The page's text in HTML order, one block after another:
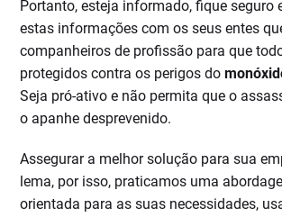
Portanto, esteja informado, fique seguro
estas informações com os seus entes
companheiros de profissão para que
protegidos contra os perigos do
Seja pró-ativo e não permita que o
o apanhe desprevenido.
Assegurar a melhor solução para sua
lema, por isso, praticamos uma
orientada para as suas necessidades,